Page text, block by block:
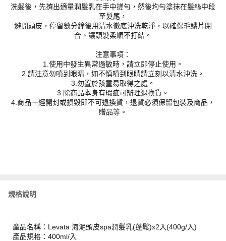
洗髮後，先擠出適量潤髮乳在手中搓勻，然後均勻塗抹在髮絲中段
至髮尾，
避開頭皮，停留數分鐘後用清水徹底沖洗乾淨，以確保毛鱗片閉
合、讓頭髮柔順不打結。
注意事項：
1.使用中發生異常過敏時，請立即停止使用。
2.請注意勿噴到眼睛，如不慎噴到眼睛請立刻以清水沖洗。
3.勿置於孩童易取得之處。
3.除商品本身有瑕疵可辦理退換貨。
4.商品一經開封或損毀即不可退換貨，退貨必須保留包裝及商品，
贈品等。
規格說明
產品名稱：Levata 海泥頭皮spa潤髮乳(蓬鬆)x2入(400g/入)
產品規格：400ml/入